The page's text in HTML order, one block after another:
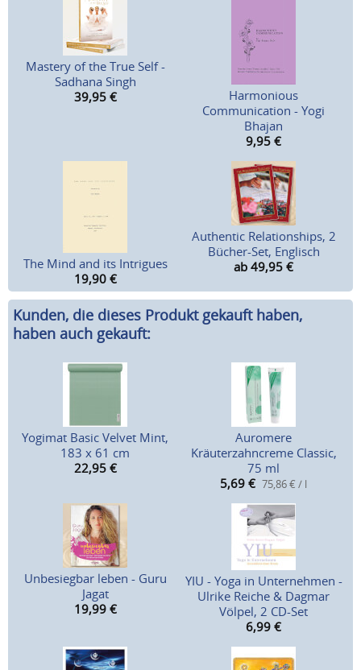
Mastery of the True Self -
Sadhana Singh
39,95 €
Harmonious
Communication - Yogi
Bhajan
9,95 €
The Mind and its Intrigues
19,90 €
Authentic Relationships, 2
Bücher-Set, Englisch
ab 49,95 €
Kunden, die dieses Produkt gekauft haben,
haben auch gekauft:
Yogimat Basic Velvet Mint,
183 x 61 cm
22,95 €
Auromere
Kräuterzahncreme Classic,
75 ml
5,69 € 75,86 € / l
Unbesiegbar leben - Guru
Jagat
19,99 €
YIU - Yoga in Unternehmen -
Ulrike Reiche & Dagmar
Völpel, 2 CD-Set
6,99 €